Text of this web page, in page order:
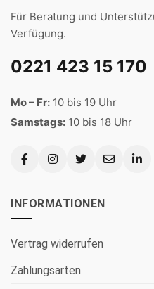
Für Beratung und
Verfügung.
0221 423 15 170
Mo – Fr: 10 bis 19 Uhr
Samstags: 10 bis 18 Uhr
INFORMATIONEN
Vertrag widerrufen
Zahlungsarten